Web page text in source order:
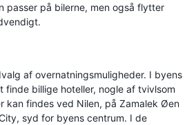
passer på bilerne, men også flytter
af overnatningsmuligheder. I byens
billige hoteller, nogle af tvivlsom
kan findes ved Nilen, på Zamalek Øen
syd for byens centrum. I de